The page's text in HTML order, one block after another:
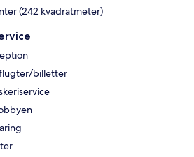
(242 kvadratmeter)
billetter